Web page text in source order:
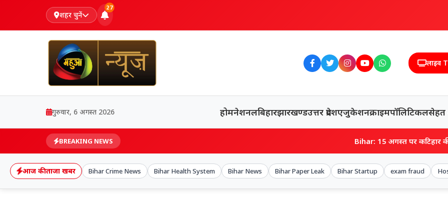
शहर चुनें
27
लाइव
गुरुवार, 6 अगस्त 2026 होमनेशनलबिहारझारखण्डउत्तर प्रदेशएजुकेशनक्राइमपॉलिटिकलसेहत
BREAKING NEWS Bihar: 15 अगस्त पर कटिहार की बेटी मीसा सिंह
आज की ताजा खबर Bihar Crime News Bihar Health System Bihar News Bihar Paper Leak Bihar Startup exam fraud